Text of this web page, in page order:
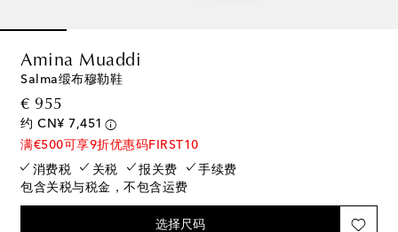
Amina Muaddi
Salma缎布穆勒鞋
€ 955original price
约 CN¥ 7,451
满€500可享9折优惠码FIRST10
消费税
关税 报关费
手续费
包含关税与税金，不包含运费
选择尺码